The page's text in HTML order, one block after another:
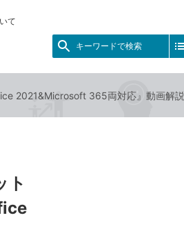
て
キーワードで検索
2021&Microsoft 365両対応』動画解説
ト